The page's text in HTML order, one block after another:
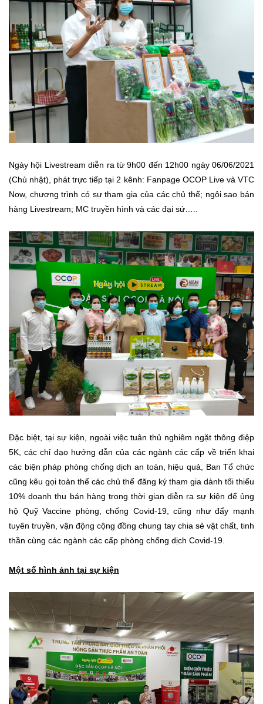
Ngày hội Livestream diễn ra từ 9h00 đến 12h00 ngày 06/06/2021
(Chủ nhật), phát trực tiếp tại 2 kênh: Fanpage OCOP Live và VTC
Now, chương trình có sự tham gia của các chủ thể; ngôi sao bán
hàng Livestream; MC truyền hình và các đại sứ…..
Đặc biệt, tại sự kiện, ngoài việc tuân thủ nghiêm ngặt thông điệp
5K, các chỉ đạo hướng dẫn của các ngành các cấp về triển khai
các biện pháp phòng chống dịch an toàn, hiệu quả, Ban Tổ chức
cũng kêu gọi toàn thể các chủ thể đăng ký tham gia dành tối thiểu
10% doanh thu bán hàng trong thời gian diễn ra sự kiện để ủng
hộ Quỹ Vaccine phòng, chống Covid-19, cũng như đẩy mạnh
tuyên truyền, vận động cộng đồng chung tay chia sẻ vật chất, tinh
thần cùng các ngành các cấp phòng chống dịch Covid-19.
Một số hình ảnh tại sự kiện